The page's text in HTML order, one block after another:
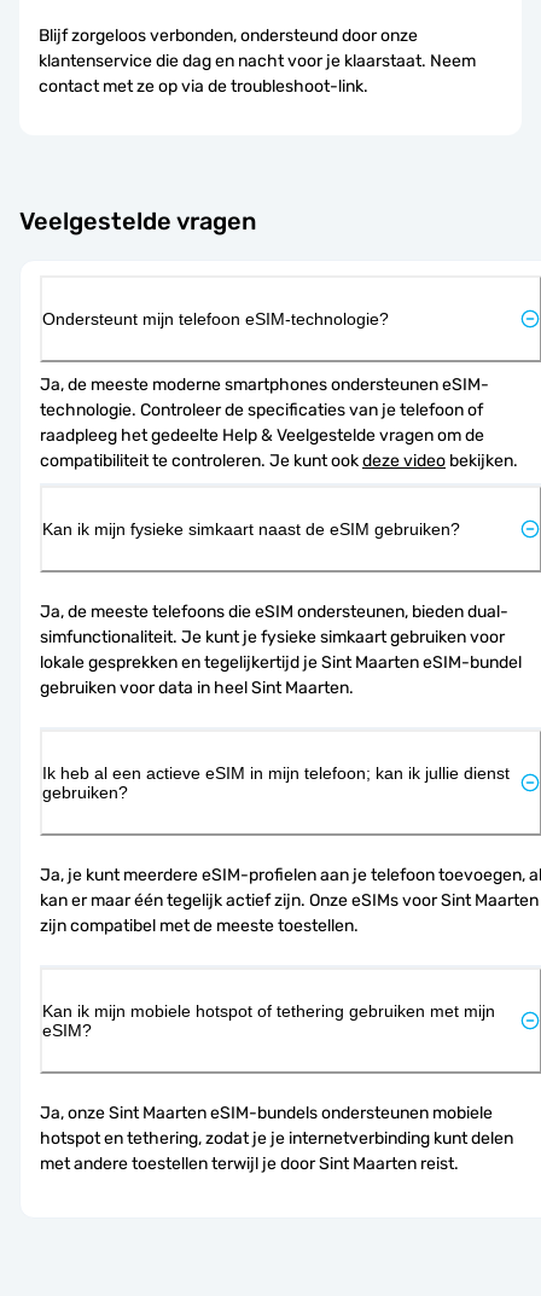
Blijf zorgeloos verbonden, ondersteund door onze
klantenservice die dag en nacht voor je klaarstaat. Neem
contact met ze op via de troubleshoot-link.
Veelgestelde vragen
Ondersteunt mijn telefoon eSIM-technologie?
Ja, de meeste moderne smartphones ondersteunen eSIM-
technologie. Controleer de specificaties van je telefoon of
raadpleeg het gedeelte Help & Veelgestelde vragen om de
compatibiliteit te controleren. Je kunt ook deze video bekijken.
Kan ik mijn fysieke simkaart naast de eSIM gebruiken?
Ja, de meeste telefoons die eSIM ondersteunen, bieden dual-
simfunctionaliteit. Je kunt je fysieke simkaart gebruiken voor
lokale gesprekken en tegelijkertijd je Sint Maarten eSIM-bundel
gebruiken voor data in heel Sint Maarten.
Ik heb al een actieve eSIM in mijn telefoon; kan ik jullie dienst
gebruiken?
Ja, je kunt meerdere eSIM-profielen aan je telefoon toevoegen, al
kan er maar één tegelijk actief zijn. Onze eSIMs voor Sint Maarten
zijn compatibel met de meeste toestellen.
Kan ik mijn mobiele hotspot of tethering gebruiken met mijn
eSIM?
Ja, onze Sint Maarten eSIM-bundels ondersteunen mobiele
hotspot en tethering, zodat je je internetverbinding kunt delen
met andere toestellen terwijl je door Sint Maarten reist.